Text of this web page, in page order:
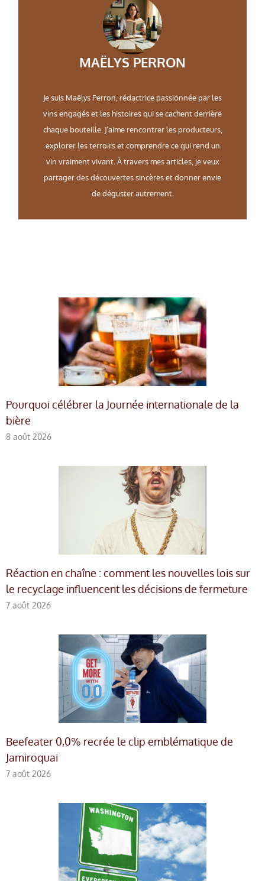
MAËLYS PERRON
Je suis Maëlys Perron, rédactrice passionnée par les
vins engagés et les histoires qui se cachent derrière
chaque bouteille. J’aime rencontrer les producteurs,
explorer les terroirs et comprendre ce qui rend un
vin vraiment vivant. À travers mes articles, je veux
partager des découvertes sincères et donner envie
de déguster autrement.
Pourquoi célébrer la Journée internationale de la
bière
8 août 2026
Réaction en chaîne : comment les nouvelles lois sur
le recyclage influencent les décisions de fermeture
7 août 2026
Beefeater 0,0% recrée le clip emblématique de
Jamiroquai
7 août 2026